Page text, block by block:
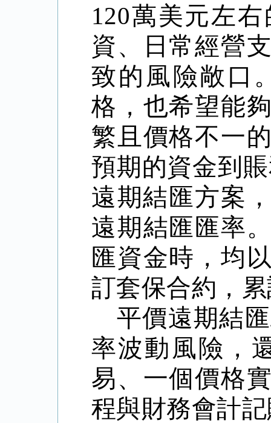
120萬美元左
資、日常經營
致的風險敞口
格，也希望能
繁且價格不一
預期的資金到
遠期結匯方案
遠期結匯匯率
匯資金時，均
訂套保合約，
平價遠期結匯
率波動風險，
易、一個價格
程與財務會計